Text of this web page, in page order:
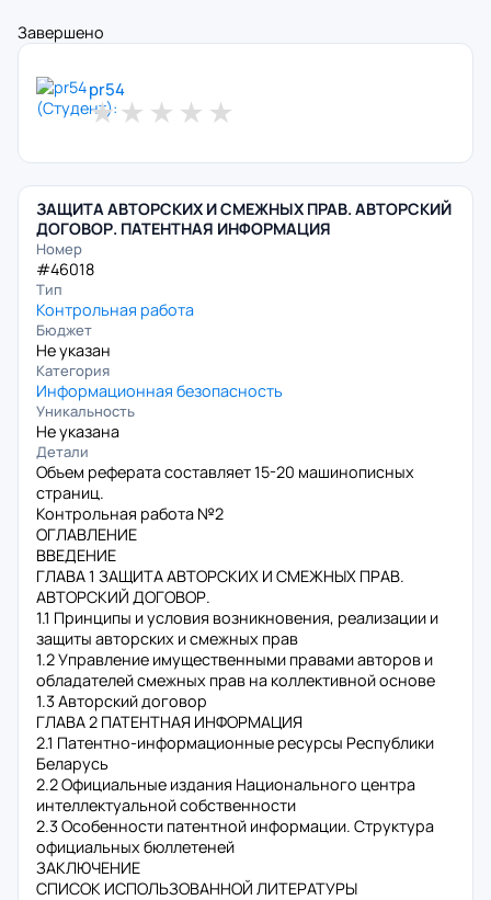
Завершено
pr54
★★ ★ ★ ★
ЗАЩИТА АВТОРСКИХ И СМЕЖНЫХ ПРАВ. АВТОРСКИЙ
ДОГОВОР. ПАТЕНТНАЯ ИНФОРМАЦИЯ
Номер
#46018
Тип
Контрольная работа
Бюджет
Не указан
Категория
Информационная безопасность
Уникальность
Не указана
Детали
Объем реферата составляет 15-20 машинописных
страниц.
Контрольная работа №2
ОГЛАВЛЕНИЕ
ВВЕДЕНИЕ
ГЛАВА 1 ЗАЩИТА АВТОРСКИХ И СМЕЖНЫХ ПРАВ.
АВТОРСКИЙ ДОГОВОР.
1.1 Принципы и условия возникновения, реализации и
защиты авторских и смежных прав
1.2 Управление имущественными правами авторов и
обладателей смежных прав на коллективной основе
1.3 Авторский договор
ГЛАВА 2 ПАТЕНТНАЯ ИНФОРМАЦИЯ
2.1 Патентно-информационные ресурсы Республики
Беларусь
2.2 Официальные издания Национального центра
интеллектуальной собственности
2.3 Особенности патентной информации. Структура
официальных бюллетеней
ЗАКЛЮЧЕНИЕ
СПИСОК ИСПОЛЬЗОВАННОЙ ЛИТЕРАТУРЫ